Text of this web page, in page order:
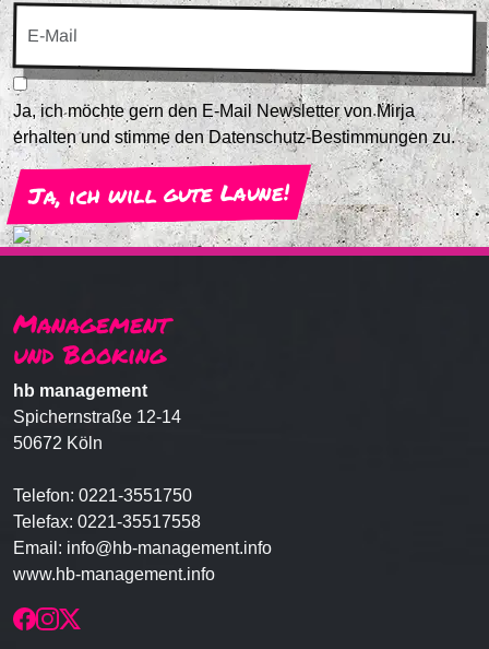
Ja, ich möchte gern den E-Mail Newsletter von Mirja
erhalten und stimme den Datenschutz-Bestimmungen zu.
Ja, ich will gute Laune!
Management
und Booking
hb management
Spichernstraße 12-14
50672 Köln
Telefon: 0221-3551750
Telefax: 0221-35517558
Email: info@hb-management.info
www.hb-management.info